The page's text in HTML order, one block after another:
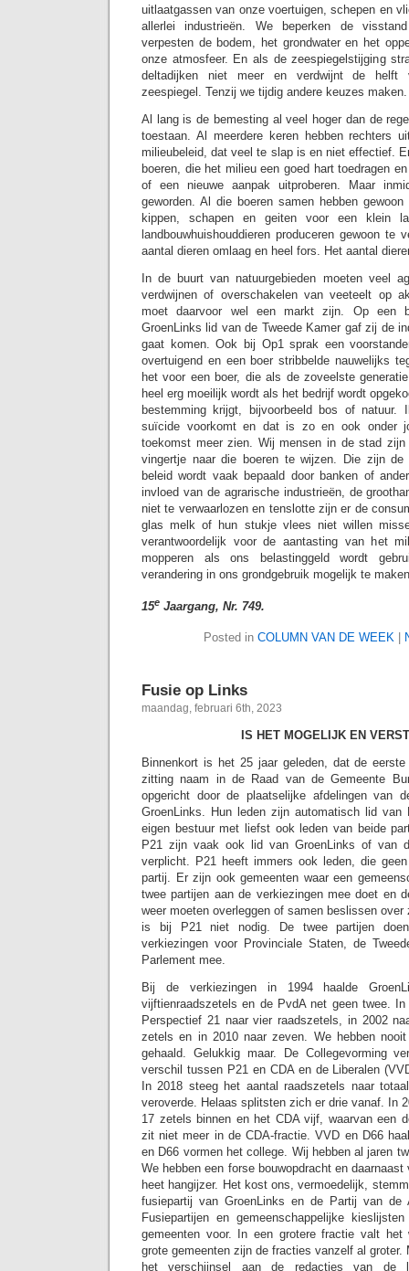
uitlaatgassen van onze voertuigen, schepen en
allerlei industrieën. We beperken de
verpesten de bodem, het grondwater en het
onze atmosfeer. En als de zeespiegelstijging
deltadijken niet meer en verdwijnt de helft
zeespiegel. Tenzij we tijdig andere keuzes maken.
Al lang is de bemesting al veel hoger dan de
toestaan. Al meerdere keren hebben rechters
milieubeleid, dat veel te slap is en niet effectief.
boeren, die het milieu een goed hart toedragen
of een nieuwe aanpak uitproberen. Maar
geworden. Al die boeren samen hebben
kippen, schapen en geiten voor een klein
landbouwhuishouddieren produceren gewoon
aantal dieren omlaag en heel fors. Het aantal
In de buurt van natuurgebieden moeten veel
verdwijnen of overschakelen van veeteelt op
moet daarvoor wel een markt zijn. Op een
GroenLinks lid van de Tweede Kamer gaf zij de
gaat komen. Ook bij Op1 sprak een
overtuigend en een boer stribbelde nauwelijks
het voor een boer, die als de zoveelste
heel erg moeilijk wordt als het bedrijf wordt
bestemming krijgt, bijvoorbeeld bos of
suïcide voorkomt en dat is zo en ook onder
toekomst meer zien. Wij mensen in de stad
vingertje naar die boeren te wijzen. Die zijn
beleid wordt vaak bepaald door banken of
invloed van de agrarische industrieën, de
niet te verwaarlozen en tenslotte zijn er de
glas melk of hun stukje vlees niet willen
verantwoordelijk voor de aantasting van het
mopperen als ons belastinggeld wordt
verandering in ons grondgebruik mogelijk te
15e Jaargang, Nr. 749.
Posted in COLUMN VAN DE WEEK
Fusie op Links
maandag, februari 6th, 2023
IS HET MOGELIJK EN
Binnenkort is het 25 jaar geleden, dat de
zitting naam in de Raad van de Gemeente
opgericht door de plaatselijke afdelingen van
GroenLinks. Hun leden zijn automatisch lid
eigen bestuur met liefst ook leden van beide
P21 zijn vaak ook lid van GroenLinks of van
verplicht. P21 heeft immers ook leden, die
partij. Er zijn ook gemeenten waar een
twee partijen aan de verkiezingen mee doet en
weer moeten overleggen of samen beslissen
is bij P21 niet nodig. De twee partijen
verkiezingen voor Provinciale Staten, de
Parlement mee.
Bij de verkiezingen in 1994 haalde
vijftienraadszetels en de PvdA net geen twee.
Perspectief 21 naar vier raadszetels, in 2002
zetels en in 2010 naar zeven. We hebben nooit
gehaald. Gelukkig maar. De Collegevorming
verschil tussen P21 en CDA en de Liberalen
In 2018 steeg het aantal raadszetels naar
veroverde. Helaas splitsten zich er drie vanaf. In
17 zetels binnen en het CDA vijf, waarvan een
zit niet meer in de CDA-fractie. VVD en D66
en D66 vormen het college. Wij hebben al jaren
We hebben een forse bouwopdracht en
heet hangijzer. Het kost ons, vermoedelijk,
fusiepartij van GroenLinks en de Partij van de
Fusiepartijen en gemeenschappelijke
gemeenten voor. In een grotere fractie valt
grote gemeenten zijn de fracties vanzelf al groter.
het verschijnsel aan de redacties van de